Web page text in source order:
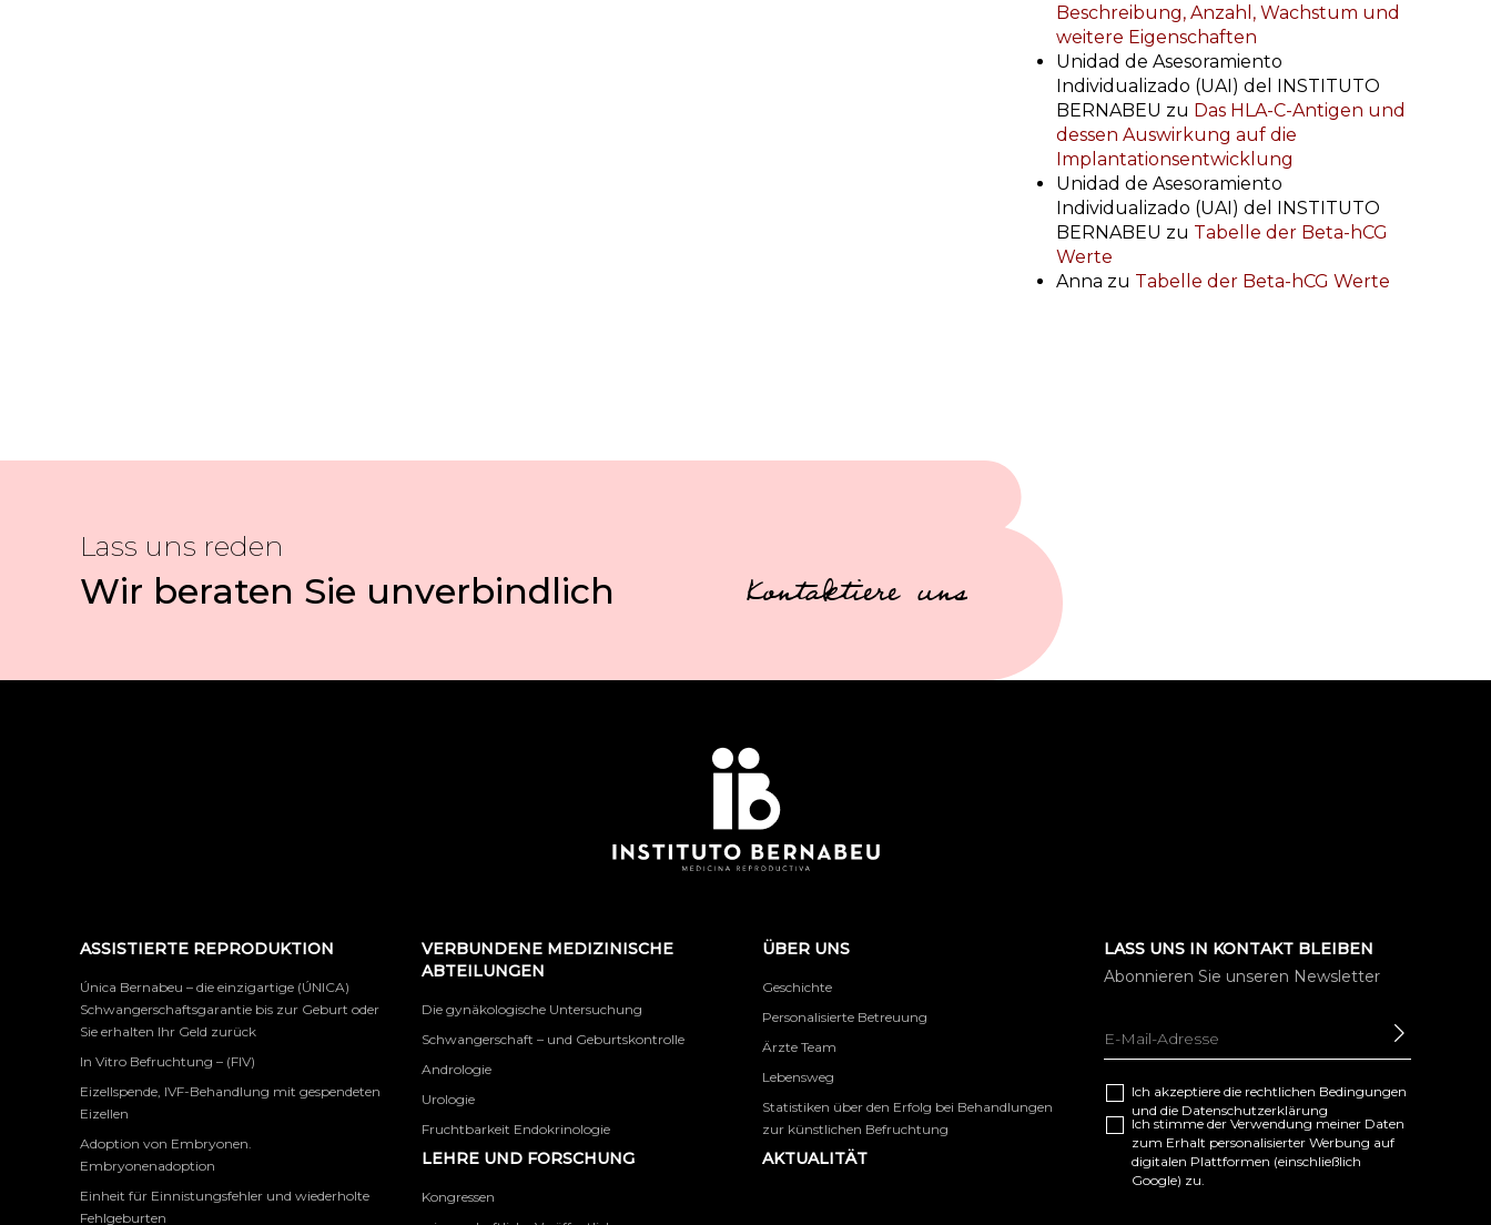
Beschreibung, Anzahl, Wachstum und
weitere Eigenschaften
Unidad de Asesoramiento
Individualizado (UAI) del INSTITUTO
BERNABEU zu Das HLA-C-Antigen und
dessen Auswirkung auf die
Implantationsentwicklung
Unidad de Asesoramiento
Individualizado (UAI) del INSTITUTO
BERNABEU zu Tabelle der Beta-hCG
Werte
Anna zu Tabelle der Beta-hCG Werte
Lass uns reden
Wir beraten Sie unverbindlich Kontaktiere uns
ASSISTIERTE REPRODUKTION
Única Bernabeu – die einzigartige (ÚNICA)
Schwangerschaftsgarantie bis zur Geburt oder
Sie erhalten Ihr Geld zurück
In Vitro Befruchtung – (FIV)
Eizellspende, IVF-Behandlung mit gespendeten
Eizellen
Adoption von Embryonen.
Embryonenadoption
Einheit für Einnistungsfehler und wiederholte
Fehlgeburten
VERBUNDENE MEDIZINISCHE
ABTEILUNGEN
Die gynäkologische Untersuchung
Schwangerschaft – und Geburtskontrolle
Andrologie
Urologie
Fruchtbarkeit Endokrinologie
LEHRE UND FORSCHUNG
Kongressen
ÜBER UNS
Geschichte
Personalisierte Betreuung
Ärzte Team
Lebensweg
Statistiken über den Erfolg bei Behandlungen
zur künstlichen Befruchtung
AKTUALITÄT
LASS UNS IN KONTAKT BLEIBEN
Abonnieren Sie unseren Newsletter
Ich akzeptiere die rechtlichen Bedingungen
und die Datenschutzerklärung
Ich stimme der Verwendung meiner Daten
zum Erhalt personalisierter Werbung auf
digitalen Plattformen (einschließlich
Google) zu.